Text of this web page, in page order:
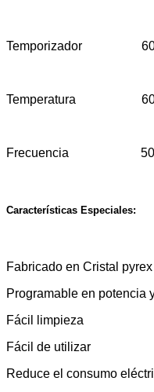
Temporizador
Temperatura 60-
Frecuencia 50/
Características Especiales:
Fabricado en Cristal
Programable en potencia
Fácil limpieza
Fácil de utilizar
Reduce el consumo